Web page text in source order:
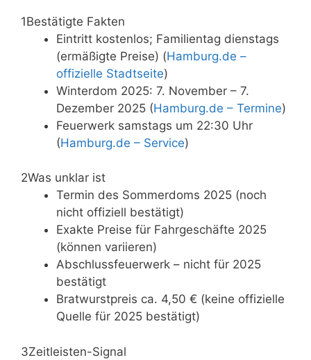
1Bestätigte Fakten
Eintritt kostenlos; Familientag dienstags
(ermäßigte Preise) (Hamburg.de –
offizielle Stadtseite)
Winterdom 2025: 7. November – 7.
Dezember 2025 (Hamburg.de – Termine)
Feuerwerk samstags um 22:30 Uhr
(Hamburg.de – Service)
2Was unklar ist
Termin des Sommerdoms 2025 (noch
nicht offiziell bestätigt)
Exakte Preise für Fahrgeschäfte 2025
(können variieren)
Abschlussfeuerwerk – nicht für 2025
bestätigt
Bratwurstpreis ca. 4,50 € (keine offizielle
Quelle für 2025 bestätigt)
3Zeitleisten-Signal